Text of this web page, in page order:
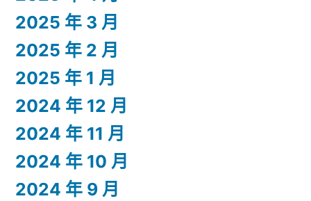
2025 年 3 月
2025 年 2 月
2025 年 1 月
2024 年 12 月
2024 年 11 月
2024 年 10 月
2024 年 9 月